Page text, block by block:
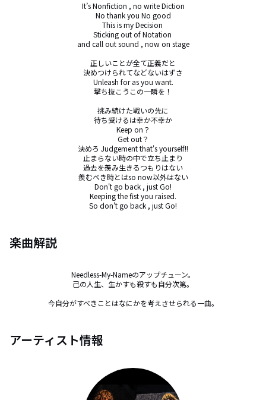
It’s Nonfiction , no write Diction
No thank you No good
This is my Decision
Sticking out of Notation
and call out sound , now on stage
正しいことが全て正義だと
決めつけられてなどないはずさ
Unleash for as you want.
撃ち抜こうこの一瞬を！
挑み続けた戦いの先に
待ち受けるは幸か不幸か
Keep on？
Get out？
決めろ Judgement that's yourself!!
止まらない時の中で立ち止まり
過去を羨み生きるつもりはない
羨むべき時とはso now以外はない
Don't go back , just Go!
Keeping the fist you raised.
So don't go back , just Go!
楽曲解説
Needless-My-Nameのアップチューン。
己の人生、生かすも殺すも自分次第。
今自分がすべきことはなにかを考えさせられる一曲。
アーティスト情報